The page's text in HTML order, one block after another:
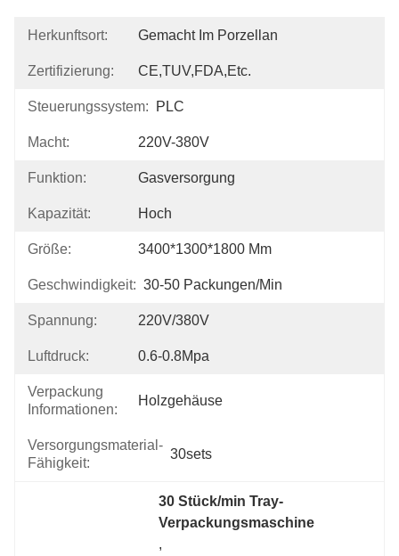
Herkunftsort: Gemacht Im Porzellan
Zertifizierung: CE,TUV,FDA,etc.
Steuerungssystem: PLC
Macht: 220V-380V
Funktion: Gasversorgung
Kapazität: Hoch
Größe: 3400*1300*1800 Mm
Geschwindigkeit: 30-50 Packungen/min
Spannung: 220V/380V
Luftdruck: 0.6-0.8Mpa
Verpackung
Informationen:
Holzgehäuse
Versorgungsmaterial-
Fähigkeit:
30sets
30 Stück/min Tray-
Verpackungsmaschine
,